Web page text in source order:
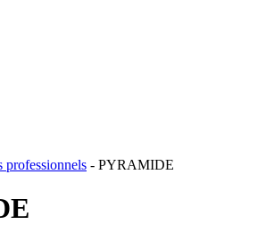
professionnels - PYRAMIDE